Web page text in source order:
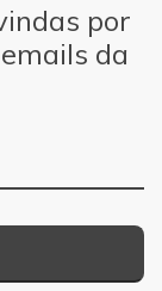
por
da